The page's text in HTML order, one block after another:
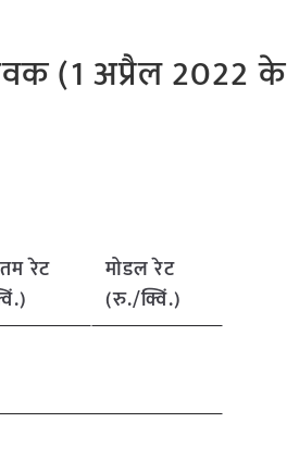
(1 अप्रैल 2022 के
रेट
मोडल रेट
(रु./क्विं.)